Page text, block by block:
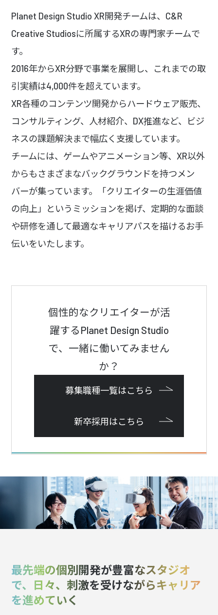
Planet Design Studio XR開発チームは、C&R
Creative Studiosに所属するXRの専門家チームで
す。
2016年からXR分野で事業を展開し、これまでの取
引実績は4,000件を超えています。
XR各種のコンテンツ開発からハードウェア販売、
コンサルティング、人材紹介、DX推進など、ビジ
ネスの課題解決まで幅広く支援しています。
チームには、ゲームやアニメーション等、XR以外
からもさまざまなバックグラウンドを持つメン
バーが集っています。「クリエイターの生涯価値
の向上」というミッションを掲げ、定期的な面談
や研修を通して最適なキャリアパスを描けるお手
伝いをいたします。
個性的なクリエイターが活
躍する Planet Design Studio
で、 一緒に働いてみません
か？
募集職種一覧はこちら
新卒採用はこちら
最先端の個別開発が豊富なスタジオ
で、
日々、刺激を受けながらキャリア
を進めていく